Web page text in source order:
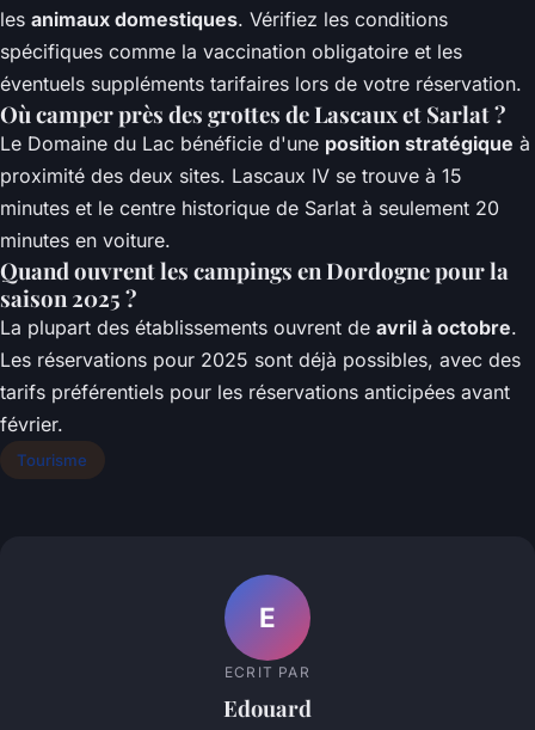
les animaux domestiques. Vérifiez les conditions
spécifiques comme la vaccination obligatoire et les
éventuels suppléments tarifaires lors de votre réservation.
Où camper près des grottes de Lascaux et Sarlat ?
Le Domaine du Lac bénéficie d'une position stratégique à
proximité des deux sites. Lascaux IV se trouve à 15
minutes et le centre historique de Sarlat à seulement 20
minutes en voiture.
Quand ouvrent les campings en Dordogne pour la
saison 2025 ?
La plupart des établissements ouvrent de avril à octobre.
Les réservations pour 2025 sont déjà possibles, avec des
tarifs préférentiels pour les réservations anticipées avant
février.
Tourisme
E
ECRIT PAR
Edouard